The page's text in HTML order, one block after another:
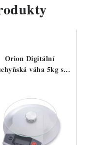
Orion Digitální
váha 5kg se